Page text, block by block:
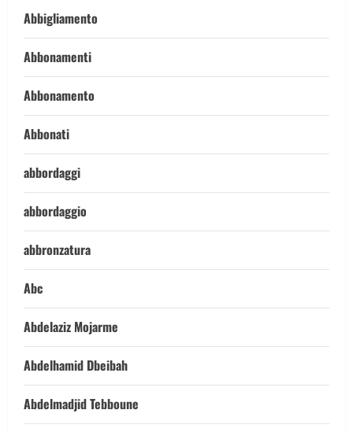
Abbigliamento
Abbonamenti
Abbonamento
Abbonati
abbordaggi
abbordaggio
abbronzatura
Abc
Abdelaziz Mojarme
Abdelhamid Dbeibah
Abdelmadjid Tebboune